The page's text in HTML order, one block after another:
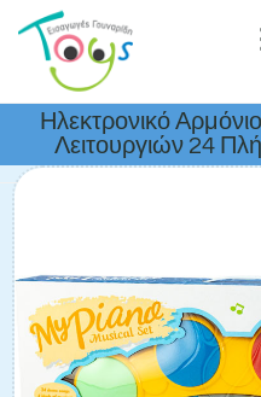
Ηλεκτρονικό
Λειτουργιών 24